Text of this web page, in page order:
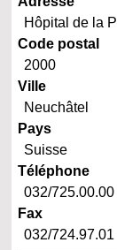
Hôpital de la
Code postal
2000
Ville
Neuchâtel
Pays
Suisse
Téléphone
032/725.00.00
Fax
032/724.97.01